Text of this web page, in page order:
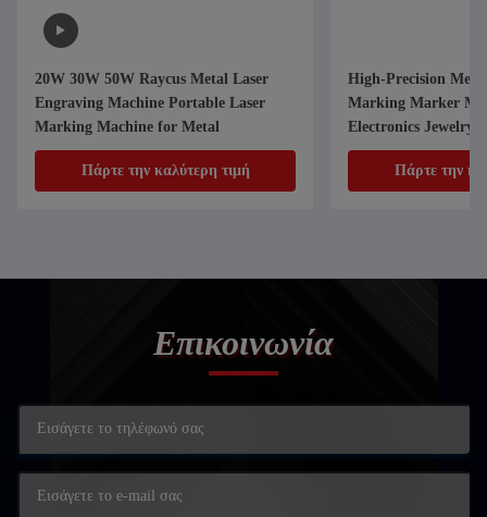
20W 30W 50W Raycus Metal Laser
Engraving Machine Portable Laser
Marking Machine for Metal
Πάρτε την καλύτερη τιμή
High-Precision
Marking Marker
Electronics Jewelry
Components
Πάρτε την
Επικοινωνία